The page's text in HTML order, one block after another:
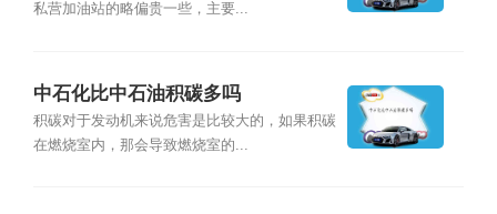
私营加油站的略偏贵一些，主要...
中石化比中石油积碳多吗
积碳对于发动机来说危害是比较大的，如果积碳
在燃烧室内，那会导致燃烧室的...